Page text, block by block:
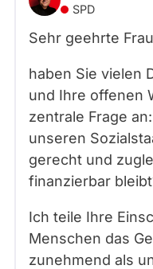
SPD
Sehr geehrte
haben Sie vielen
und Ihre offenen
zentrale Frage
unseren
gerecht und
finanzierbar
Ich teile Ihre
Menschen das
zunehmend als